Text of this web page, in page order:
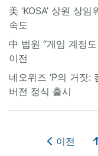
美 ‘KOSA’ 상원 상
속도
中 법원 “게임 계정
이전
네오위즈 ‘P의 거짓:
버전 정식 출시
이전